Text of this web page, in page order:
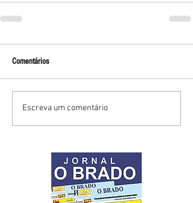
Comentários
Escreva um comentário